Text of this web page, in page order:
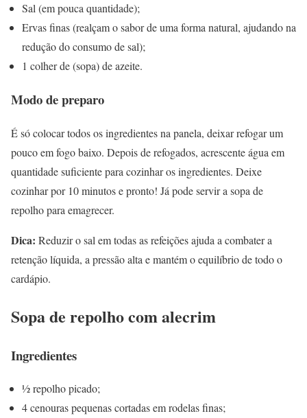
Sal (em pouca quantidade);
Ervas finas (realçam o sabor de uma forma natural, ajudando na
redução do consumo de sal);
1 colher de (sopa) de azeite.
Modo de preparo
É só colocar todos os ingredientes na panela, deixar refogar um
pouco em fogo baixo. Depois de refogados, acrescente água em
quantidade suficiente para cozinhar os ingredientes. Deixe
cozinhar por 10 minutos e pronto! Já pode servir a sopa de
repolho para emagrecer.
Dica: Reduzir o sal em todas as refeições ajuda a combater a
retenção líquida, a pressão alta e mantém o equilíbrio de todo o
cardápio.
Sopa de repolho com alecrim
Ingredientes
½ repolho picado;
4 cenouras pequenas cortadas em rodelas finas;